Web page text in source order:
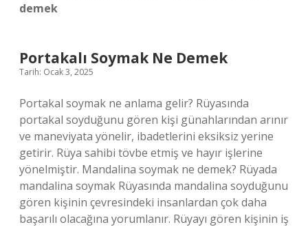
demek
Portakalı Soymak Ne Demek
Tarih: Ocak 3, 2025
Portakal soymak ne anlama gelir? Rüyasında
portakal soyduğunu gören kişi günahlarından arınır
ve maneviyata yönelir, ibadetlerini eksiksiz yerine
getirir. Rüya sahibi tövbe etmiş ve hayır işlerine
yönelmiştir. Mandalina soymak ne demek? Rüyada
mandalina soymak Rüyasında mandalina soyduğunu
gören kişinin çevresindeki insanlardan çok daha
başarılı olacağına yorumlanır. Rüyayı gören kişinin iş